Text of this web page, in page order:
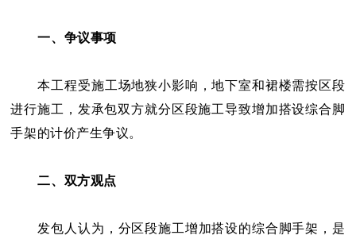
一、争议事项
本工程受施工场地狭小影响，地下室和裙楼需按区段
进行施工，发承包双方就分区段施工导致增加搭设综合脚
手架的计价产生争议。
二、双方观点
发包人认为，分区段施工增加搭设的综合脚手架，是